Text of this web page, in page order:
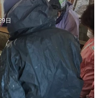
褒賞 被災地での活動
登半島地震及び豪雨災害
） 令和5年石川県能登半島
日